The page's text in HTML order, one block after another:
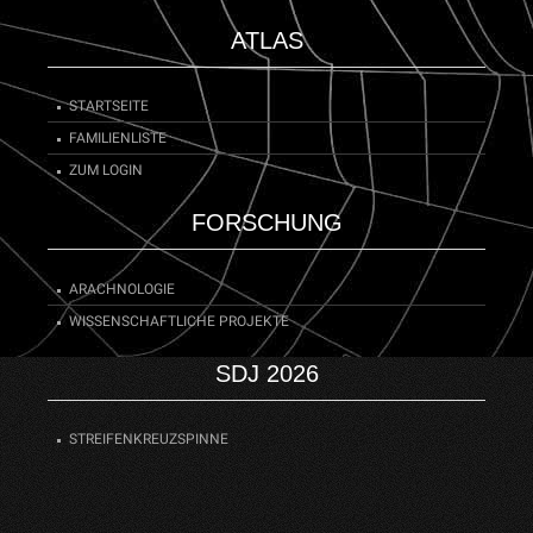
ATLAS
STARTSEITE
FAMILIENLISTE
ZUM LOGIN
FORSCHUNG
ARACHNOLOGIE
WISSENSCHAFTLICHE PROJEKTE
SDJ 2026
STREIFENKREUZSPINNE